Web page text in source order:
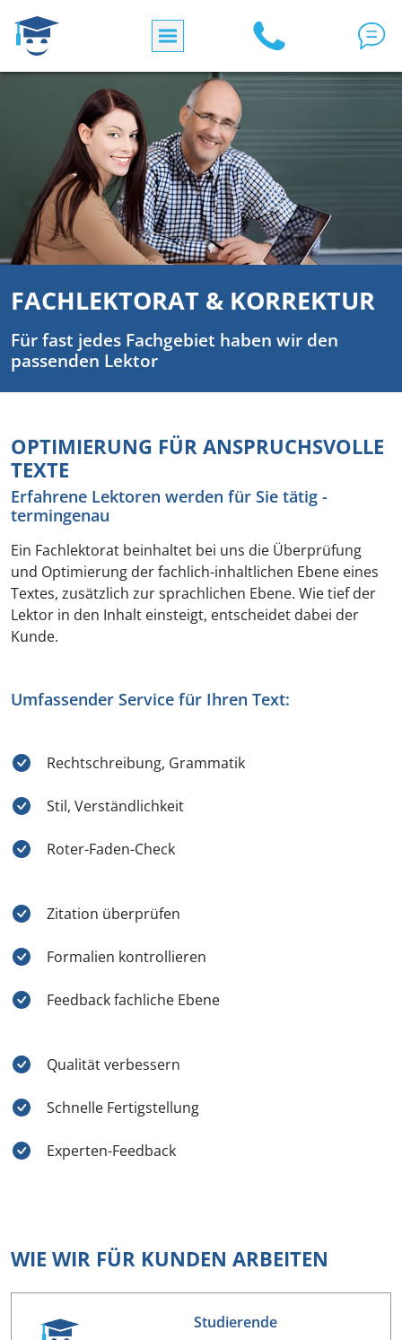
FACHLEKTORAT & KORREKTUR
Für fast jedes Fachgebiet haben wir den
passenden Lektor
OPTIMIERUNG FÜR ANSPRUCHSVOLLE
TEXTE
Erfahrene Lektoren werden für Sie tätig -
termingenau
Ein Fachlektorat beinhaltet bei uns die Überprüfung
und Optimierung der fachlich-inhaltlichen Ebene eines
Textes, zusätzlich zur sprachlichen Ebene. Wie tief der
Lektor in den Inhalt einsteigt, entscheidet dabei der
Kunde.
Umfassender Service für Ihren Text:
Rechtschreibung, Grammatik
Stil, Verständlichkeit
Roter-Faden-Check
Zitation überprüfen
Formalien kontrollieren
Feedback fachliche Ebene
Qualität verbessern
Schnelle Fertigstellung
Experten-Feedback
WIE WIR FÜR KUNDEN ARBEITEN
Studierende